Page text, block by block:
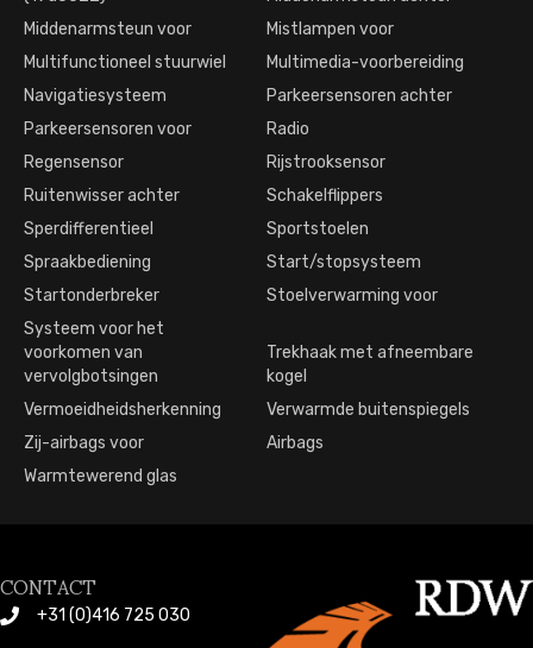
Middenarmsteun voor
Mistlampen voor
Multifunctioneel stuurwiel
Multimedia-voorbereiding
Navigatiesysteem
Parkeersensoren achter
Parkeersensoren voor
Radio
Regensensor
Rijstrooksensor
Ruitenwisser achter
Schakelflippers
Sperdifferentieel
Sportstoelen
Spraakbediening
Start/stopsysteem
Startonderbreker
Stoelverwarming voor
Systeem voor het
voorkomen van
vervolgbotsingen
Trekhaak met afneembare
kogel
Vermoeidheidsherkenning
Verwarmde buitenspiegels
Zij-airbags voor
Airbags
Warmtewerend glas
CONTACT
+31 (0)416 725 030